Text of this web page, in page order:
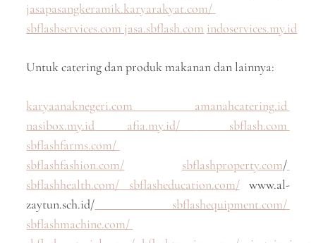
jasapasangkeramik.karyarakyat.com/
sbflashservices.com jasa.sbflash.com indoservices.my.id
Untuk catering dan produk makanan dan lainnya:
karyaanaknegeri.com amanahcatering.id
nasibox.my.id afia.my.id/
sbflash.com
sbflashfarms.com/
sbflashfashion.com/
sbflashproperty.com/
sbflashhealth.com/ sbflasheducation.com/www.al-
zaytun.sch.id/ sbflashequipment.com/
sbflashmachine.com/